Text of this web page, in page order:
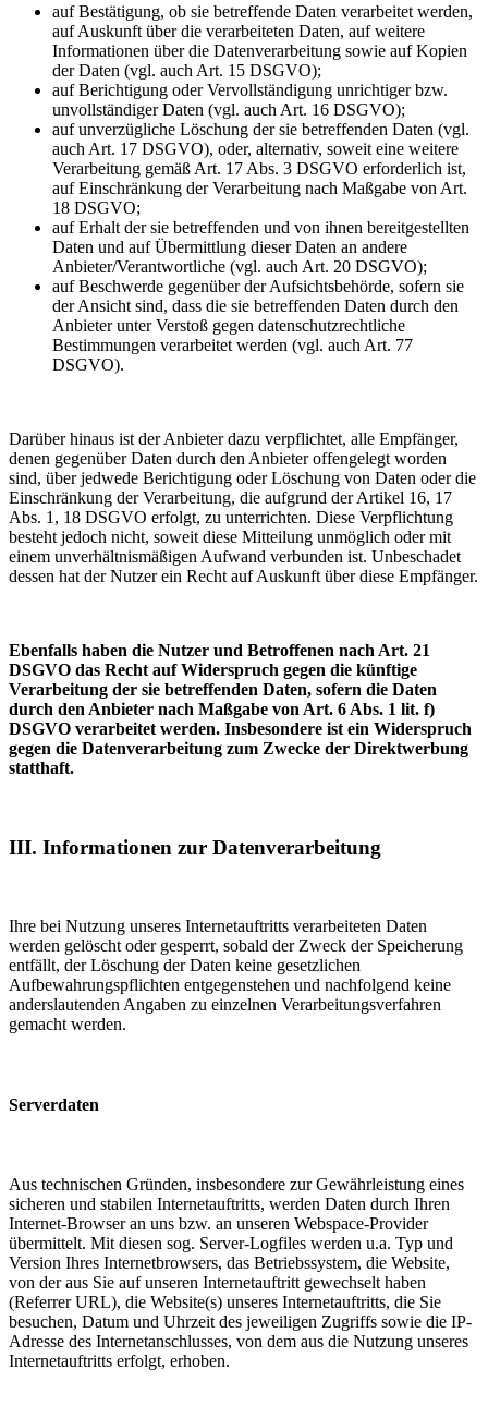
auf Bestätigung, ob sie betreffende Daten verarbeitet werden,
auf Auskunft über die verarbeiteten Daten, auf weitere
Informationen über die Datenverarbeitung sowie auf Kopien
der Daten (vgl. auch Art. 15 DSGVO);
auf Berichtigung oder Vervollständigung unrichtiger bzw.
unvollständiger Daten (vgl. auch Art. 16 DSGVO);
auf unverzügliche Löschung der sie betreffenden Daten (vgl.
auch Art. 17 DSGVO), oder, alternativ, soweit eine weitere
Verarbeitung gemäß Art. 17 Abs. 3 DSGVO erforderlich ist,
auf Einschränkung der Verarbeitung nach Maßgabe von Art.
18 DSGVO;
auf Erhalt der sie betreffenden und von ihnen bereitgestellten
Daten und auf Übermittlung dieser Daten an andere
Anbieter/Verantwortliche (vgl. auch Art. 20 DSGVO);
auf Beschwerde gegenüber der Aufsichtsbehörde, sofern sie
der Ansicht sind, dass die sie betreffenden Daten durch den
Anbieter unter Verstoß gegen datenschutzrechtliche
Bestimmungen verarbeitet werden (vgl. auch Art. 77
DSGVO).
Darüber hinaus ist der Anbieter dazu verpflichtet, alle Empfänger,
denen gegenüber Daten durch den Anbieter offengelegt worden
sind, über jedwede Berichtigung oder Löschung von Daten oder die
Einschränkung der Verarbeitung, die aufgrund der Artikel 16, 17
Abs. 1, 18 DSGVO erfolgt, zu unterrichten. Diese Verpflichtung
besteht jedoch nicht, soweit diese Mitteilung unmöglich oder mit
einem unverhältnismäßigen Aufwand verbunden ist. Unbeschadet
dessen hat der Nutzer ein Recht auf Auskunft über diese Empfänger.
Ebenfalls haben die Nutzer und Betroffenen nach Art. 21
DSGVO das Recht auf Widerspruch gegen die künftige
Verarbeitung der sie betreffenden Daten, sofern die Daten
durch den Anbieter nach Maßgabe von Art. 6 Abs. 1 lit. f)
DSGVO verarbeitet werden. Insbesondere ist ein Widerspruch
gegen die Datenverarbeitung zum Zwecke der Direktwerbung
statthaft.
III. Informationen zur Datenverarbeitung
Ihre bei Nutzung unseres Internetauftritts verarbeiteten Daten
werden gelöscht oder gesperrt, sobald der Zweck der Speicherung
entfällt, der Löschung der Daten keine gesetzlichen
Aufbewahrungspflichten entgegenstehen und nachfolgend keine
anderslautenden Angaben zu einzelnen Verarbeitungsverfahren
gemacht werden.
Serverdaten
Aus technischen Gründen, insbesondere zur Gewährleistung eines
sicheren und stabilen Internetauftritts, werden Daten durch Ihren
Internet-Browser an uns bzw. an unseren Webspace-Provider
übermittelt. Mit diesen sog. Server-Logfiles werden u.a. Typ und
Version Ihres Internetbrowsers, das Betriebssystem, die Website,
von der aus Sie auf unseren Internetauftritt gewechselt haben
(Referrer URL), die Website(s) unseres Internetauftritts, die Sie
besuchen, Datum und Uhrzeit des jeweiligen Zugriffs sowie die IP-
Adresse des Internetanschlusses, von dem aus die Nutzung unseres
Internetauftritts erfolgt, erhoben.